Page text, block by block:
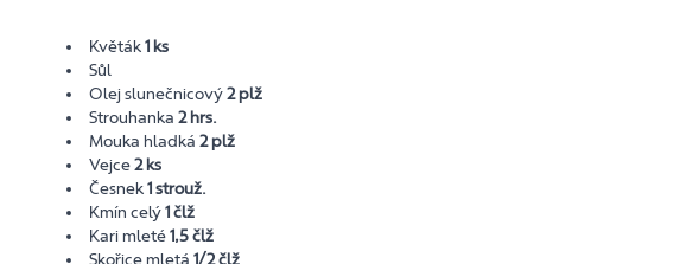
Květák1 ks
Sůl
Olej slunečnicový2 plž
Strouhanka2 hrs.
Mouka hladká2 plž
Vejce2 ks
Česnek1 strouž.
Kmín celý1 člž
Kari mleté1,5 člž
Skořice mletá1/2 člž